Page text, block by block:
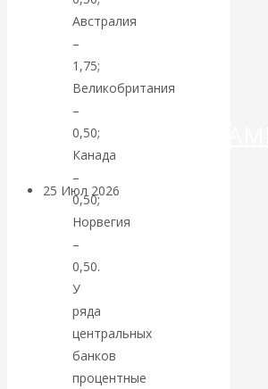
ДЕНЕГ»: КИТАЙ
ВЕДЁТ БОРЬБУ
КРИПТОВАЛЮТАМИ
25 Июл 2026
Валентин
КАтасонов.
Может ли
Америка
Австралия
–
1,75;
Великобритания
–
0,50;
Канада
–
0,50;
Норвегия
–
0,50.
У
ряда
центральных
банков
процентные